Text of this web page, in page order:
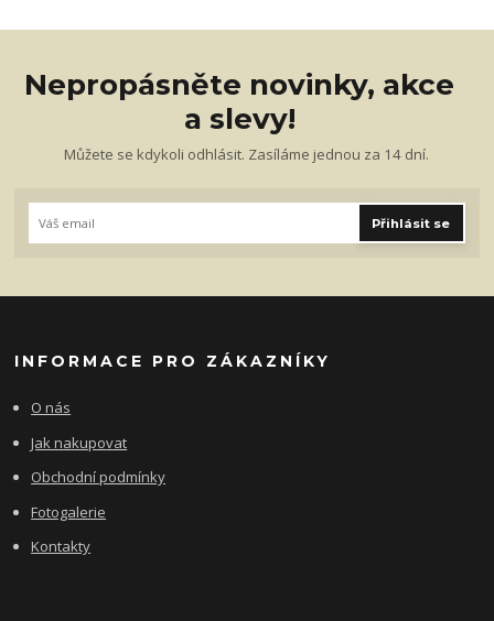
Nepropásněte novinky, akce
a slevy!
Můžete se kdykoli odhlásit. Zasíláme jednou za 14 dní.
Přihlásit se
INFORMACE PRO ZÁKAZNÍKY
O nás
Jak nakupovat
Obchodní podmínky
Fotogalerie
Kontakty